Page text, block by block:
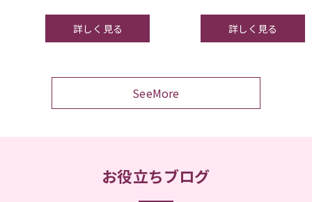
詳しく見る 詳しく見る
SeeMore
お役立ちブログ